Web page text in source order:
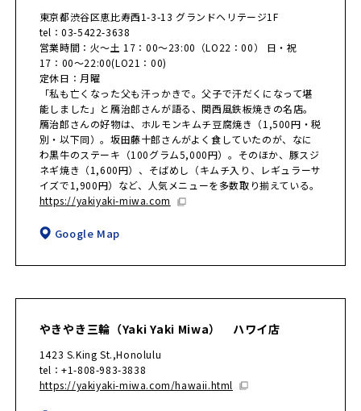
東京都渋谷区恵比寿西1-3-13 グランドヘリテージ1F
tel：03-5422-3638
営業時間：火～土 17：00～23:00（LO22：00） 日・祝
17：00～22:00(LO21：00)
定休日：月曜
「私も亡くなった父も汗っかきで。父子で汗だくになって堪
能しました」と鴈治郎さんが語る、関西風鉄板焼きの名店。
鴈治郎さんの好物は、ホルモンキムチ豆腐焼き（1,500円・税
別・以下同）。坂田藤十郎さんがよく食していたのが、なに
わ黒牛のステーキ（100グラム5,000円）。そのほか、豚スジ
ネギ焼き（1,600円）、そばめし（キムチ入り、レギュラーサ
イズで1,900円）など、人気メニューを多数取り揃えている。
https://yakiyaki-miwa.com
Google Map
やきやき三輪（Yaki Yaki Miwa） ハワイ店
1423 S.King St.,Honolulu
tel：+1-808-983-3838
https://yakiyaki-miwa.com/hawaii.html